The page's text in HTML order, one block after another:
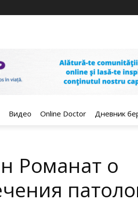
Видео Оnline Doctor Дневник
Романат о